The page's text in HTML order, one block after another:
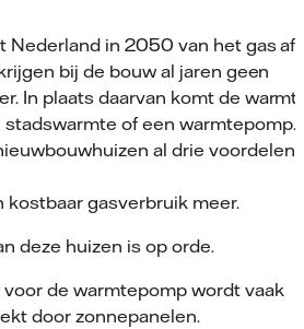
Nederland in 2050 van het gas af
bij de bouw al jaren geen
In plaats daarvan komt de
stadswarmte of een warmtepomp.
al drie voordelen:
kostbaar gasverbruik meer.
deze huizen is op orde.
de warmtepomp wordt vaak
door zonnepanelen.